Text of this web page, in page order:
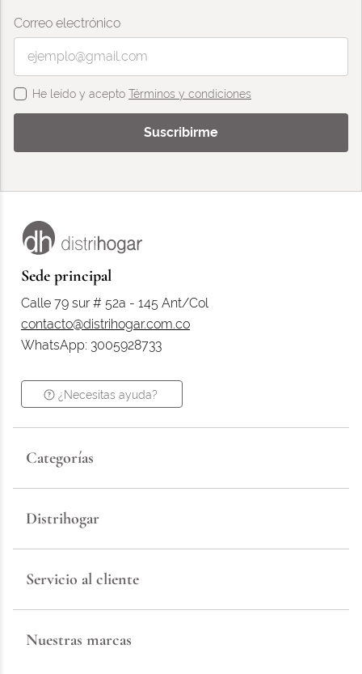
Correo electrónico
He leído y aceptoTérminos y condiciones
Suscribirme
Sede principal
Calle 79 sur # 52a - 145 Ant/Col
contacto@distrihogar.com.co
WhatsApp: 3005928733
¿Necesitas ayuda?
Categorías
Distrihogar
Servicio al cliente
Nuestras marcas